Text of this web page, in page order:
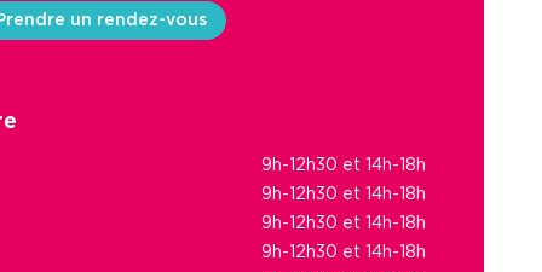
un rendez-vous
9h-12h30 et 14h-18h
9h-12h30 et 14h-18h
9h-12h30 et 14h-18h
9h-12h30 et 14h-18h